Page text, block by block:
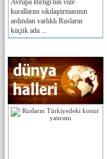
kurallarını sıkılaştırmasının
ardından varlıklı Rusların
küçük ada ...